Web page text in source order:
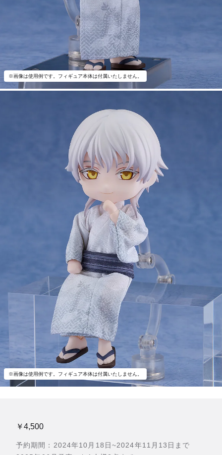
※画像は使用例です。フィギュア本体は付属いたしません。
※画像は使用例です。フィギュア本体は付属いたしません。
￥4,500
予約期間：2024年10月18日~2024年11月13日まで